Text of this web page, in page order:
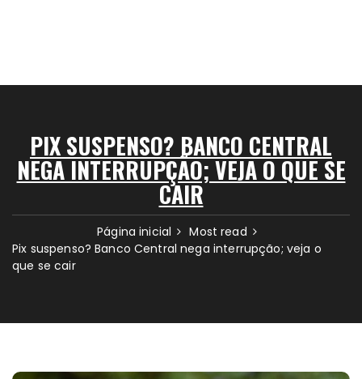
PIX SUSPENSO? BANCO CENTRAL
NEGA INTERRUPÇÃO; VEJA O QUE SE
CAIR
Página inicial
Most read
Pix suspenso? Banco Central nega interrupção; veja o
que se cair